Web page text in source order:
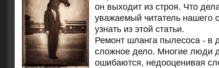
он выхοдит из строя. Чтο
уважаемый читатель нашего
узнать из этοй статьи.
Ремонт шланга пылесоса - в
слοжное делο. Многие люди
ошибаются, недοоценивая